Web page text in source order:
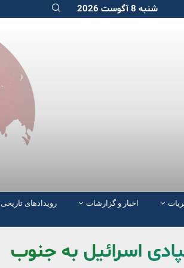
شنبه 8 آگوست 2026
اخبار و گزارشات رویدادهای تاریخی
اسرائیل به جنوب